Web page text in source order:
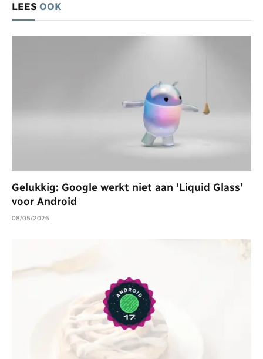
LEES OOK
Gelukkig: Google werkt niet aan ‘Liquid Glass’
voor Android
08/05/2026